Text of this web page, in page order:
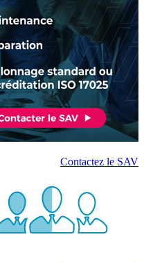
Contactez le SAV